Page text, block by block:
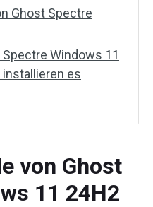
Ghost Spectre
Windows 11
es
von Ghost
11 24H2